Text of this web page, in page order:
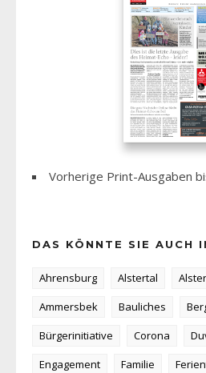
Vorherige Print-Ausgaben
DAS KÖNNTE SIE AUCH
Ahrensburg Alstertal
Ammersbek
Bauliches
Bürgerinitiative
Corona
Engagement
Familie